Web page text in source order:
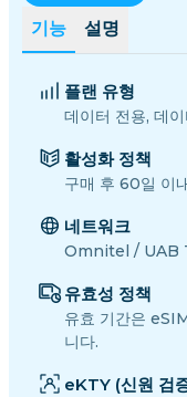
기능 설명
플랜 유형
데이터 전용, 데
활성화 정책
구매 후 60일 이
네트워크
Omnitel / UAB
유효성 정책
유효 기간은
니다.
eKTY (신원 검